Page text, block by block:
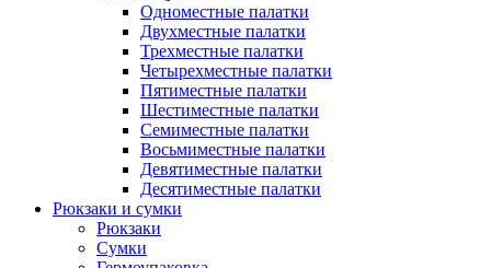
Одноместные палатки
Двухместные палатки
Трехместные палатки
Четырехместные палатки
Пятиместные палатки
Шестиместные палатки
Семиместные палатки
Восьмиместные палатки
Девятиместные палатки
Десятиместные палатки
Рюкзаки и сумки
Рюкзаки
Сумки